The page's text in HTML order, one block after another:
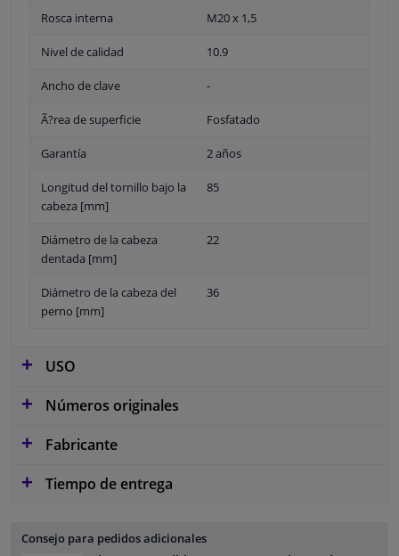
Rosca interna M20 x 1,5
Nivel de calidad 10.9
Ancho de clave -
Ã?rea de superficie Fosfatado
Garantía 2 años
Longitud del tornillo bajo la
cabeza [mm]
85
Diámetro de la cabeza
dentada [mm]
22
Diámetro de la cabeza del
perno [mm]
36
USO
Números originales
Fabricante
Tiempo de entrega
Consejo para pedidos adicionales